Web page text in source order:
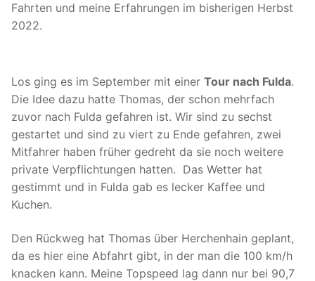
Colnago C50
Colnago C64
Rewel Ti Projekt
Fondriest TF2
CIÖCC Devilry Race
Mein Servicetagebuch
Dynamo-Beleuchtung & Ladegeräte
Radtouren & Events
Fahrten und meine Erfahrungen im bisherigen Herbst
2022.
Los ging es im September mit einer Tour nach Fulda.
Die Idee dazu hatte Thomas, der schon mehrfach
zuvor nach Fulda gefahren ist. Wir sind zu sechst
gestartet und sind zu viert zu Ende gefahren, zwei
Mitfahrer haben früher gedreht da sie noch weitere
private Verpflichtungen hatten. Das Wetter hat
gestimmt und in Fulda gab es lecker Kaffee und
Kuchen.
Den Rückweg hat Thomas über Herchenhain geplant,
da es hier eine Abfahrt gibt, in der man die 100 km/h
knacken kann. Meine Topspeed lag dann nur bei 90,7